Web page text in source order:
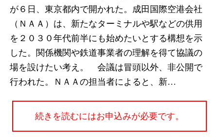
が６日、東京都内で開かれた。成田国際空港会社
（ＮＡＡ）は、新たなターミナルや駅などの供用
を２０３０年代前半にも始めたいとする構想を示
した。関係機関や鉄道事業者の理解を得て協議の
場を設けたい考え。 会議は冒頭以外、非公開で
行われた。ＮＡＡの担当者によると、新…
続きを読むにはお申込みが必要です。